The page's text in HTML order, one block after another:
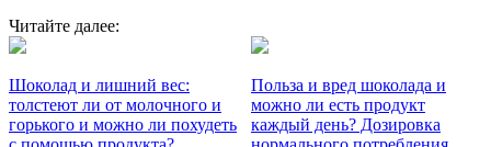
Читайте далее:
Шоколад и лишний вес:
толстеют ли от молочного и
горького и можно ли похудеть
Польза и вред шоколада и
можно ли есть продукт
каждый день? Дозировка